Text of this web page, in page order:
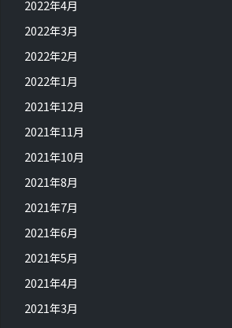
2022年4月
2022年3月
2022年2月
2022年1月
2021年12月
2021年11月
2021年10月
2021年8月
2021年7月
2021年6月
2021年5月
2021年4月
2021年3月